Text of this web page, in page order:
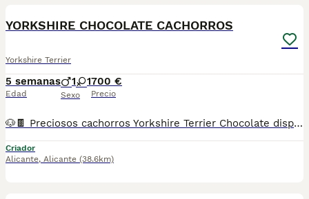
YORKSHIRE CHOCOLATE CACHORROS
Yorkshire Terrier
5 semanas
Edad
1 1
Sexo
700 €
Precio
🐶🍫 Preciosos cachorros Yorkshire Terrier Chocolate disponibles 🍫🐶 Nuestros pequeños han sido criados con muchísimo cariño en un ambiente familiar, lo que hace que sean muy sociables, cariñosos y perfectamente adaptados al contacto con las personas. 💕 Los padres son ejemplares Yorkshire Terrier Chocolate, con excelente carácter y una preciosa genética. 📋 Se entregan con: ✅ Cartilla veterinaria. ✅ Microchip. ✅ Vacunas correspondientes a su edad. ✅ Varias desparasitaciones internas y externas. ✅ Revisión veterinaria completa antes de la entrega. ✅ Garantía sanitaria. 💝 Son ideales para familias, parejas o personas que buscan un compañero pequeño, inteligente, alegre y muy cariñoso. 📸 Las fotos son 100% reales de nuestros chiquitines. 🚗 Posibilidad de envío a toda España mediante transporte especializado para mascotas. 📩 Si deseas más información, fotos o vídeos, no dudes en ponerte en contacto. Estaremos encantados de ayudarte a encontrar el compañero perfecto.
Criador
Alicante, Alicante (38.6km)